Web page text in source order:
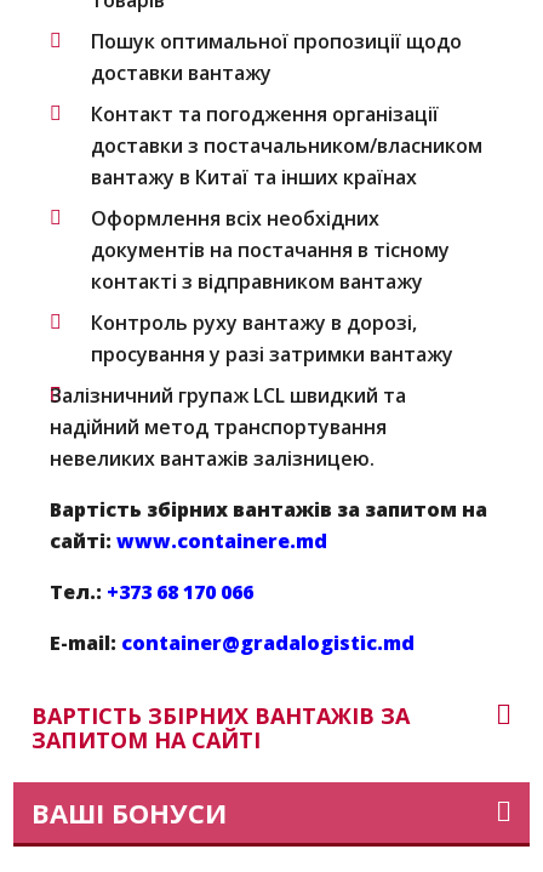
Пошук оптимальної пропозиції щодо
доставки вантажу
Контакт та погодження організації
доставки з постачальником/власником
вантажу в Китаї та інших країнах
Оформлення всіх необхідних
документів на постачання в тісному
контакті з відправником вантажу
Контроль руху вантажу в дорозі,
просування у разі затримки вантажу
Залізничний групаж LCL швидкий та
надійний метод транспортування
невеликих вантажів залізницею.
Вартість збірних вантажів за запитом на
сайті:www.containere.md
Тел.: +373 68 170 066
E-mail: container@gradalogistic.md
ВАРТІСТЬ ЗБІРНИХ ВАНТАЖІВ ЗА
ЗАПИТОМ НА САЙТІ
ВАШІ БОНУСИ